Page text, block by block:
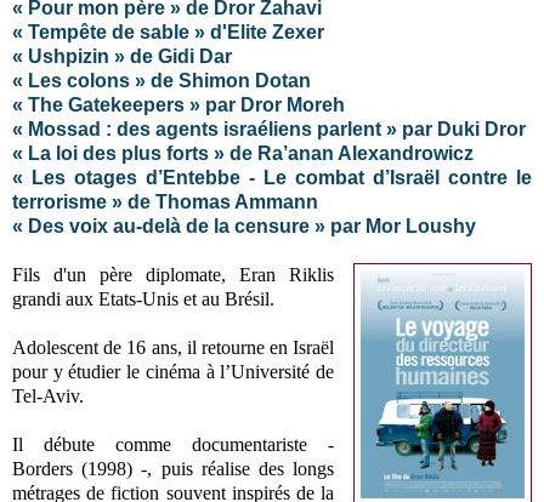
« Pour mon père » de Dror Zahavi
« Tempête de sable » d'Elite Zexer
« Ushpizin » de Gidi Dar
« Les colons » de Shimon Dotan
« The Gatekeepers » par Dror Moreh
« Mossad : des agents israéliens parlent » par Duki Dror
« La loi des plus forts » de Ra’anan Alexandrowicz
« Les otages d’Entebbe - Le combat d’Israël contre le
terrorisme » de Thomas Ammann
« Des voix au-delà de la censure » par Mor Loushy
Fils d'un père diplomate, Eran Riklis
grandi aux Etats-Unis et au Brésil.
Adolescent de 16 ans, il retourne en Israël
pour y étudier le cinéma à l’Université de
Tel-Aviv.
Il débute comme documentariste -
Borders (1998) -, puis réalise des longs
métrages de fiction souvent inspirés de la